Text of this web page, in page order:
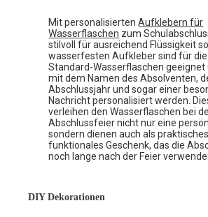
Mit personalisiertenAufklebern für
Wasserflaschen zum
stilvoll für ausreichend Flüssigkeit
wasserfesten Aufkleber sind für
Standard-Wasserflaschen geeignet
mit dem Namen des Absolventen,
Abschlussjahr und sogar einer
Nachricht personalisiert werden.
verleihen den Wasserflaschen bei
Abschlussfeier nicht nur eine
sondern dienen auch als
funktionales Geschenk, das die
noch lange nach der Feier
DIY Dekorationen